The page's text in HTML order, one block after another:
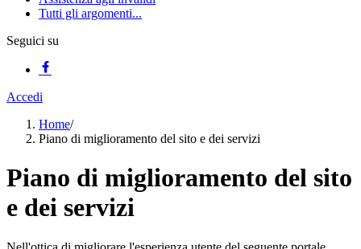
Tutti gli argomenti...
Seguici su
Accedi
Home/
Piano di miglioramento del sito e dei servizi
Piano di miglioramento del sito
e dei servizi